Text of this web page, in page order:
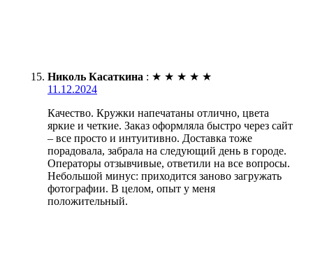
Николь Касаткина : ★ ★ ★ ★ ★
11.12.2024
Качество. Кружки напечатаны отлично, цвета
яркие и четкие. Заказ оформляла быстро через сайт
– все просто и интуитивно. Доставка тоже
порадовала, забрала на следующий день в городе.
Операторы отзывчивые, ответили на все вопросы.
Небольшой минус: приходится заново загружать
фотографии. В целом, опыт у меня
положительный.